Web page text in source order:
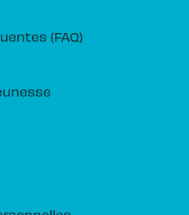
(FAQ)